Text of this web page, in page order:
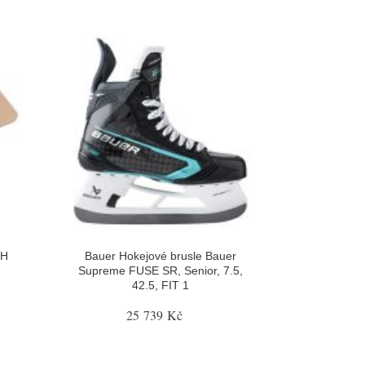
Bauer Hokejové brusle Bauer
Supreme FUSE SR, Senior, 7.5,
42.5, FIT 1
25 739 Kč